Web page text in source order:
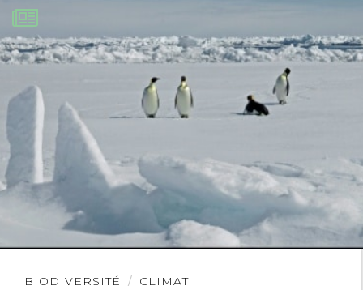
BIODIVERSITÉ CLIMAT
Lire